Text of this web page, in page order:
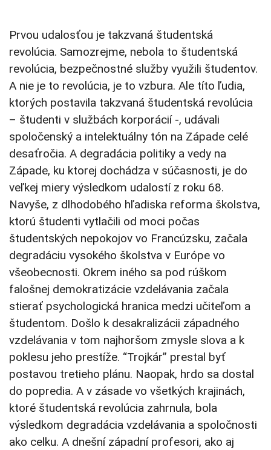
Prvou udalosťou je takzvaná študentská
revolúcia. Samozrejme, nebola to študentská
revolúcia, bezpečnostné služby využili študentov.
A nie je to revolúcia, je to vzbura. Ale títo ľudia,
ktorých postavila takzvaná študentská revolúcia
– študenti v službách korporácií -, udávali
spoločenský a intelektuálny tón na Západe celé
desaťročia. A degradácia politiky a vedy na
Západe, ku ktorej dochádza v súčasnosti, je do
veľkej miery výsledkom udalostí z roku 68.
Navyše, z dlhodobého hľadiska reforma školstva,
ktorú študenti vytlačili od moci počas
študentských nepokojov vo Francúzsku, začala
degradáciu vysokého školstva v Európe vo
všeobecnosti. Okrem iného sa pod rúškom
falošnej demokratizácie vzdelávania začala
stierať psychologická hranica medzi učiteľom a
študentom. Došlo k desakralizácii západného
vzdelávania v tom najhoršom zmysle slova a k
poklesu jeho prestíže. “Trojkár” prestal byť
postavou tretieho plánu. Naopak, hrdo sa dostal
do popredia. A v zásade vo všetkých krajinách,
ktoré študentská revolúcia zahrnula, bola
výsledkom degradácia vzdelávania a spoločnosti
ako celku. A dnešní západní profesori, ako aj